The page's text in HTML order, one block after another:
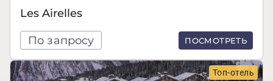
Les Airelles
По запросу ПОСМОТРЕТЬ
Топ-отель